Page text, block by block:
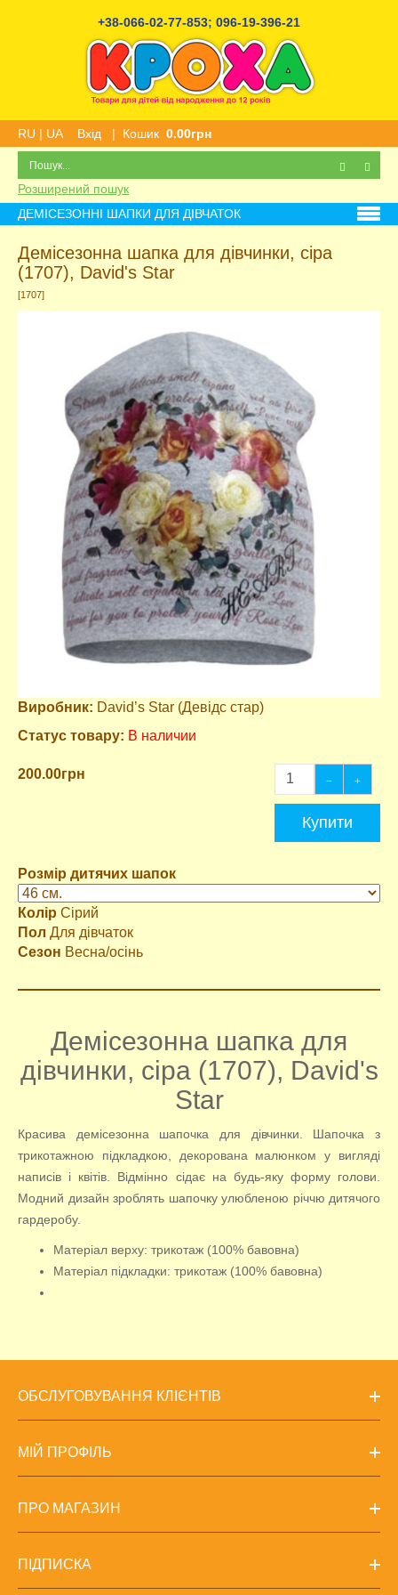
+38-066-02-77-853; 096-19-396-21
RU | UA Вхід | Кошик 0.00грн
Розширений пошук
ДЕМІСЕЗОННІ ШАПКИ ДЛЯ ДІВЧАТОК
Демісезонна шапка для дівчинки, сіра
(1707), David's Star
[1707]
Виробник: David’s Star (Девідс стар)
Статус товару: В наличии
200.00грн
Купити
Розмір дитячих шапок
Колір Сірий
Пол Для дівчаток
Сезон Весна/осінь
Демісезонна шапка для
дівчинки, сіра (1707), David's
Star
Красива демісезонна шапочка для дівчинки. Шапочка з
трикотажною підкладкою, декорована малюнком у вигляді
написів і квітів. Відмінно сідає на будь-яку форму голови.
Модний дизайн зроблять шапочку улюбленою річчю дитячого
гардеробу.
Матеріал верху: трикотаж (100% бавовна)
Матеріал підкладки: трикотаж (100% бавовна)
ОБСЛУГОВУВАННЯ КЛІЄНТІВ
МІЙ ПРОФІЛЬ
ПРО МАГАЗИН
ПІДПИСКА